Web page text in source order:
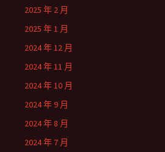
2025 年 2 月
2025 年 1 月
2024 年 12 月
2024 年 11 月
2024 年 10 月
2024 年 9 月
2024 年 8 月
2024 年 7 月